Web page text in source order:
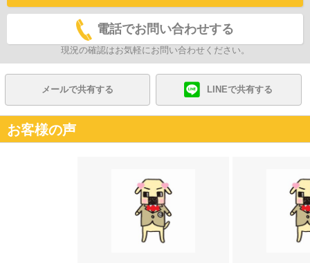
電話でお問い合わせする
現況の確認はお気軽にお問い合わせください。
メールで共有する LINEで共有する
お客様の声